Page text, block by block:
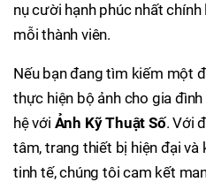
nụ cười hạnh phúc nhất
mỗi thành viên.
Nếu bạn đang tìm kiếm một
thực hiện bộ ảnh cho gia
hệ với Ản h Kỹ Thuật Số. Với
tâm, trang thiết bị hiện đại và
tinh tế, chúng tôi cam kết